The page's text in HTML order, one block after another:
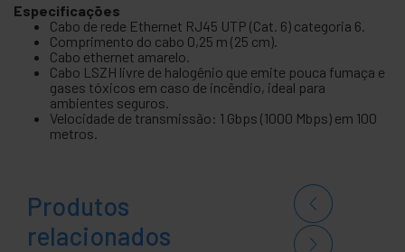
Especificações
Cabo de rede Ethernet RJ45 UTP (Cat. 6) categoria 6.
Comprimento do cabo 0,25 m (25 cm).
Cabo ethernet amarelo.
Cabo LSZH livre de halogênio que emite pouca fumaça e
gases tóxicos em caso de incêndio, ideal para
ambientes seguros.
Velocidade de transmissão: 1 Gbps (1000 Mbps) em 100
metros.
Produtos
relacionados